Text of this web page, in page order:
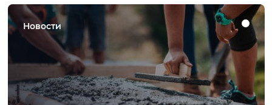
Оплата
Новости и акции
Контакты
Всеволожский р-н, д. Матокса
+7 (921) 933-99-25
Новости